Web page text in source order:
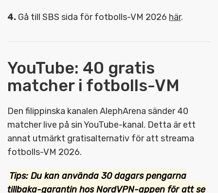
4. Gå till SBS sida för fotbolls-VM 2026 här.
YouTube: 40 gratis
matcher i fotbolls-VM
Den filippinska kanalen AlephArena sänder 40
matcher live på sin YouTube-kanal. Detta är ett
annat utmärkt gratisalternativ för att streama
fotbolls-VM 2026.
Tips: Du kan använda 30 dagars pengarna
tillbaka-garantin hosNordVPN-appen för att se